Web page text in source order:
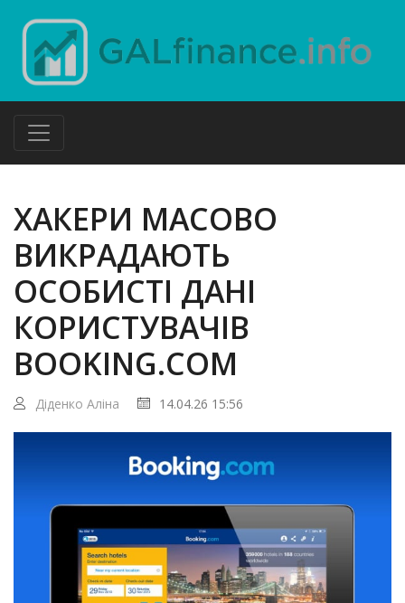
ХАКЕРИ МАСОВО
ВИКРАДАЮТЬ
ОСОБИСТІ ДАНІ
КОРИСТУВАЧІВ
BOOKING.COM
Діденко Аліна 14.04.26 15:56